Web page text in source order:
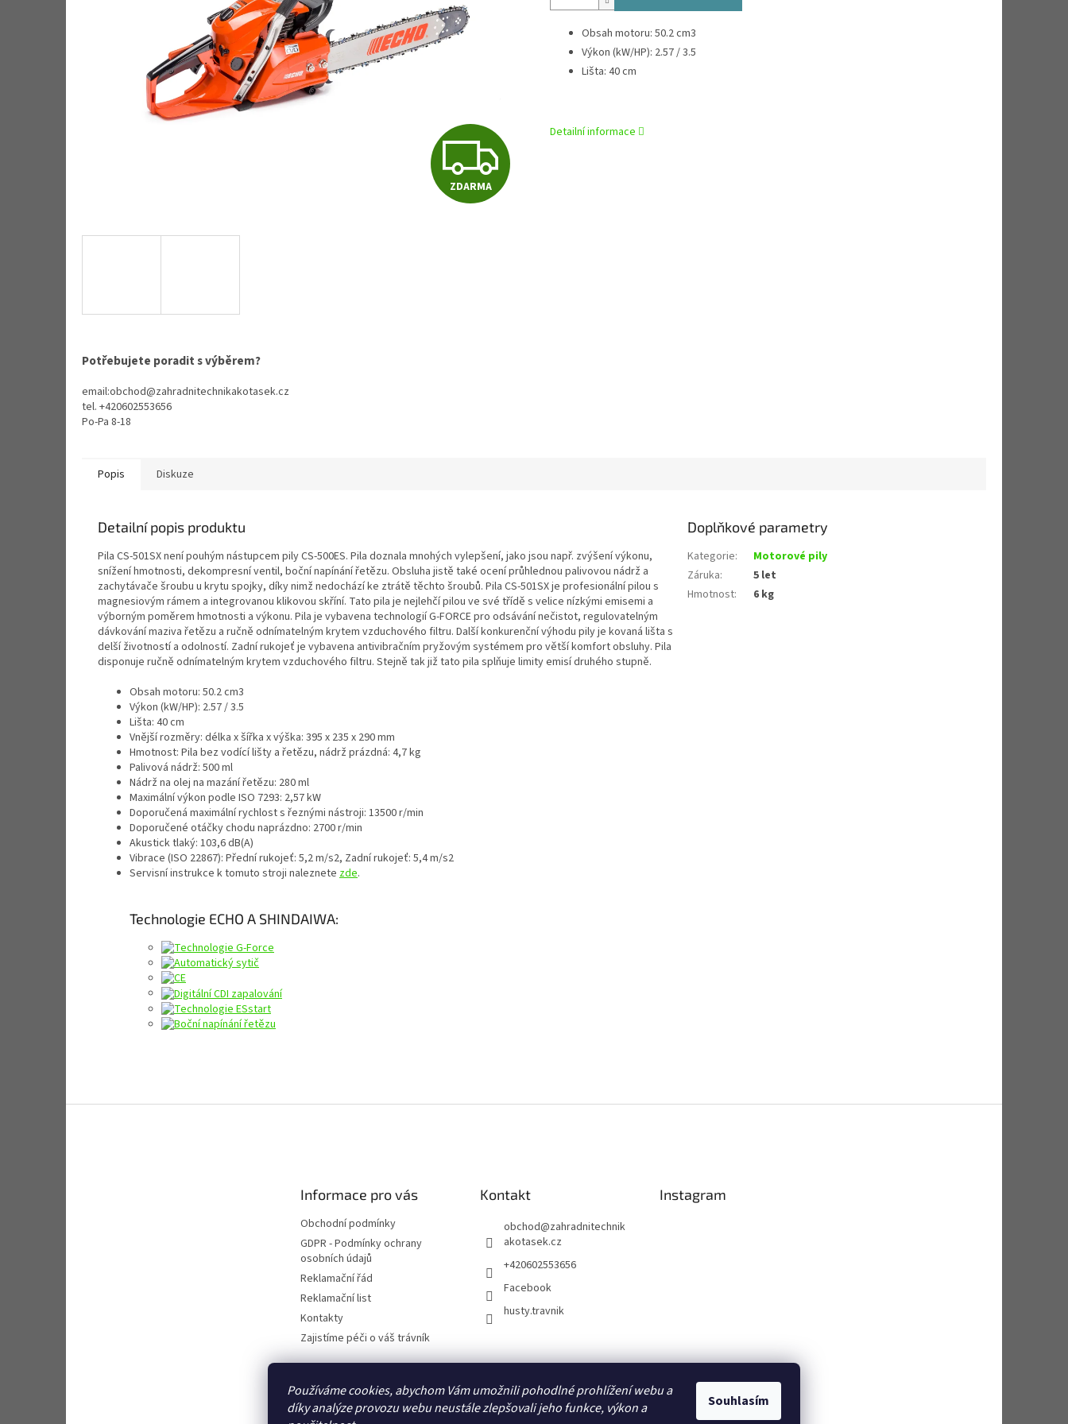
Používáme cookies, abychom Vám umožnili pohodlné prohlížení webu a
díky analýze provozu webu neustále zlepšovali jeho funkce, výkon a
Souhlasím
Z
D
ZDARMA
Obsah motoru: 50.2 cm3
Výkon (kW/HP): 2.57 / 3.5
Lišta: 40 cm
Detailní informace
Potřebujete poradit s výběrem?
email:obchod@zahradnitechnikakotasek.cz
tel. +420602553656
Po-Pa 8-18
Popis Diskuze
Detailní popis produktu
Pila CS-501SX není pouhým nástupcem pily CS-500ES. Pila doznala mnohých vylepšení, jako jsou např. zvýšení výkonu,
snížení hmotnosti, dekompresní ventil, boční napínání řetězu. Obsluha jistě také ocení průhlednou palivovou nádrž a
zachytávače šroubu u krytu spojky, díky nimž nedochází ke ztrátě těchto šroubů. Pila CS-501SX je profesionální pilou s
magnesiovým rámem a integrovanou klikovou skříní. Tato pila je nejlehčí pilou ve své třídě s velice nízkými emisemi a
výborným poměrem hmotnosti a výkonu. Pila je vybavena technologií G-FORCE pro odsávání nečistot, regulovatelným
dávkování maziva řetězu a ručně odnímatelným krytem vzduchového filtru. Další konkurenční výhodu pily je kovaná lišta s
delší životností a odolností. Zadní rukojeť je vybavena antivibračním pryžovým systémem pro větší komfort obsluhy. Pila
disponuje ručně odnímatelným krytem vzduchového filtru. Stejně tak již tato pila splňuje limity emisí druhého stupně.
Obsah motoru: 50.2 cm3
Výkon (kW/HP): 2.57 / 3.5
Lišta: 40 cm
Vnější rozměry: délka x šířka x výška: 395 x 235 x 290 mm
Hmotnost: Pila bez vodící lišty a řetězu, nádrž prázdná: 4,7 kg
Palivová nádrž: 500 ml
Nádrž na olej na mazání řetězu: 280 ml
Maximální výkon podle ISO 7293: 2,57 kW
Doporučená maximální rychlost s řeznými nástroji: 13500 r/min
Doporučené otáčky chodu naprázdno: 2700 r/min
Akustick tlaký: 103,6 dB(A)
Vibrace (ISO 22867): Přední rukojeť: 5,2 m/s2, Zadní rukojeť: 5,4 m/s2
Servisní instrukce k tomuto stroji naleznete zde.
Technologie ECHO A SHINDAIWA:
Doplňkové parametry
Kategorie:
Motorové pily
Záruka:
5 let
Hmotnost: 6 kg
Informace pro vás
Obchodní podmínky
GDPR - Podmínky ochrany
osobních údajů
Reklamační řád
Reklamační list
Kontakty
Zajistíme péči o váš trávník
Kontakt
obchod@zahradnitechnik
akotasek.cz
+420602553656
Facebook
husty.travnik
Instagram
Hustý trávník